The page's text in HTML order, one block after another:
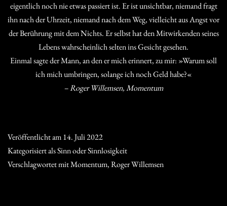
eigentlich noch nie etwas passiert ist. Er ist unsichtbar, niemand fragt
ihn nach der Uhrzeit, niemand nach dem Weg, vielleicht aus Angst vor
der Berührung mit dem Nichts. Er selbst hat den Mitwirkenden seines
Lebens wahrscheinlich selten ins Gesicht gesehen.
Einmal sagte der Mann, an den er mich erinnert, zu mir: »Warum soll
ich mich umbringen, solange ich noch Geld habe?«
– Roger Willemsen, Momentum
Veröffentlicht am14. Juli 2022
Kategorisiert alsSinn oder Sinnlosigkeit
Verschlagwortet mitMomentum,Roger Willemsen